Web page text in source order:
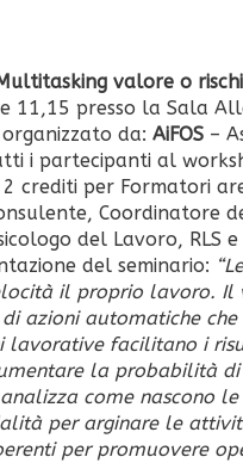
valore o
11,15 presso la Sala
organizzato da: AiFOS –
i partecipanti al
2 crediti per Formatori
Coordinatore
del Lavoro, RLS
del seminario:
il proprio lavoro. Il
azioni automatiche
lavorative facilitano i
la probabilità
come nascono
per arginare le
per promuovere